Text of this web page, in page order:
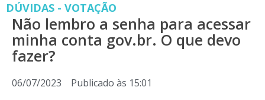
DÚVIDAS - VOTAÇÃO
Não lembro a senha para acessar
minha conta gov.br. O que devo
fazer?
06/07/2023 Publicado às 15:01